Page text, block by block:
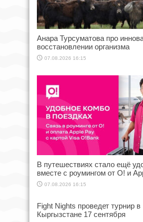
Анара Турсуматова про
восстановлении организма
07.08.2026 16:15
В путешествиях стало ещё
вместе с роумингом от О! и
07.08.2026 16:15
Fight Nights проведет турнир в
Кыргызстане 17 сентября